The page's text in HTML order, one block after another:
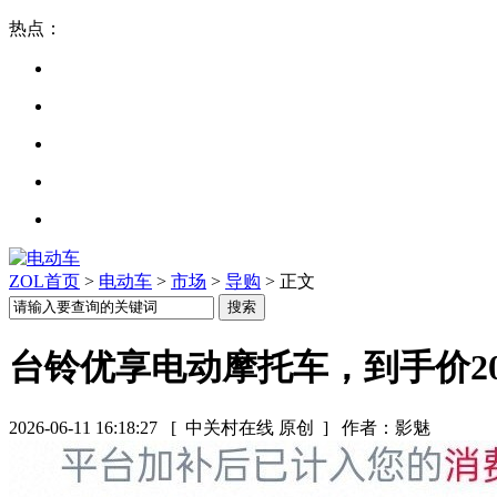
热点：
ZOL首页 > 电动车 > 市场 > 导购 > 正文
台铃优享电动摩托车，到手价
2026-06-11 16:18:27 [ 中关村在线 原创 ] 作者：影魅